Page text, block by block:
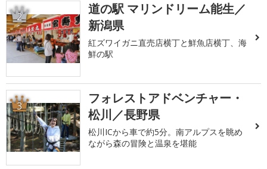
2
道の駅 マリンドリーム能生／
新潟県
紅ズワイガニ直売店横丁と鮮魚店横丁、海
鮮の駅
3
フォレストアドベンチャー・
松川／長野県
松川ICから車で約5分。南アルプスを眺め
ながら森の冒険と温泉を堪能